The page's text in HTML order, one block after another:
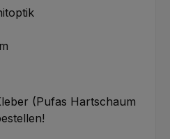
(Pufas Hartschaum